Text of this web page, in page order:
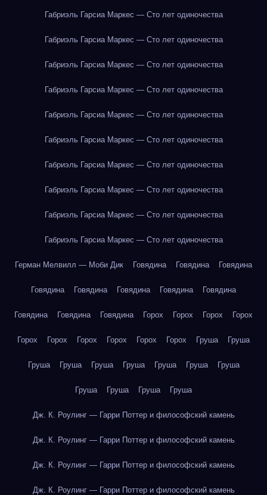
Габриэль Гарсиа Маркес — Сто лет одиночества
Габриэль Гарсиа Маркес — Сто лет одиночества
Габриэль Гарсиа Маркес — Сто лет одиночества
Габриэль Гарсиа Маркес — Сто лет одиночества
Габриэль Гарсиа Маркес — Сто лет одиночества
Габриэль Гарсиа Маркес — Сто лет одиночества
Габриэль Гарсиа Маркес — Сто лет одиночества
Габриэль Гарсиа Маркес — Сто лет одиночества
Габриэль Гарсиа Маркес — Сто лет одиночества
Габриэль Гарсиа Маркес — Сто лет одиночества
Герман Мелвилл — Моби Дик Говядина Говядина Говядина
Говядина Говядина Говядина Говядина Говядина
Говядина Говядина Говядина Горох Горох Горох Горох
Горох Горох Горох Горох Горох Горох Груша Груша
Груша Груша Груша Груша Груша Груша Груша
Груша Груша Груша Груша
Дж. К. Роулинг — Гарри Поттер и философский камень
Дж. К. Роулинг — Гарри Поттер и философский камень
Дж. К. Роулинг — Гарри Поттер и философский камень
Дж. К. Роулинг — Гарри Поттер и философский камень